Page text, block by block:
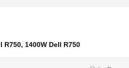
R750, 1400W Dell R750